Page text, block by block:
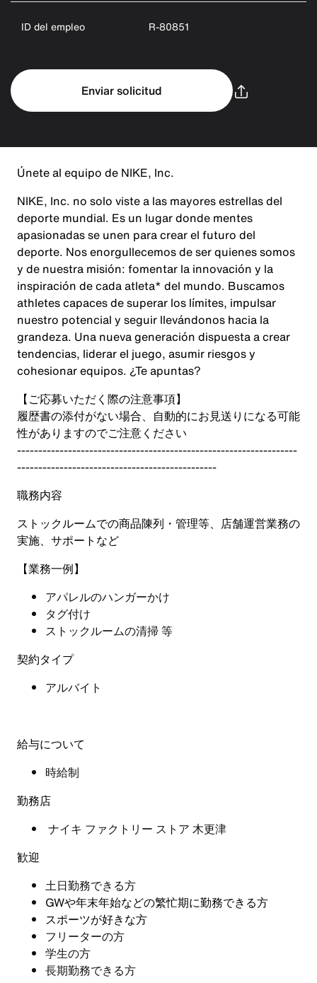
ID del empleo R-80851
Enviar solicitud
Únete al equipo de NIKE, Inc.
NIKE, Inc. no solo viste a las mayores estrellas del
deporte mundial. Es un lugar donde mentes
apasionadas se unen para crear el futuro del
deporte. Nos enorgullecemos de ser quienes somos
y de nuestra misión: fomentar la innovación y la
inspiración de cada atleta* del mundo. Buscamos
athletes capaces de superar los límites, impulsar
nuestro potencial y seguir llevándonos hacia la
grandeza. Una nueva generación dispuesta a crear
tendencias, liderar el juego, asumir riesgos y
cohesionar equipos. ¿Te apuntas?
【ご応募いただく際の注意事項】
履歴書の添付がない場合、自動的にお見送りになる可能
性がありますのでご注意ください
------------------------------------------------------------------
-----------------------------------------------
職務内容
ストックルームでの商品陳列・管理等、店舗運営業務の
実施、サポートなど
【業務一例】
アパレルのハンガーかけ
タグ付け
ストックルームの清掃 等
契約タイプ
アルバイト
給与について
時給制
勤務店
ナイキ ファクトリー ストア 木更津
歓迎
土日勤務できる方
GWや年末年始などの繁忙期に勤務できる方
スポーツが好きな方
フリーターの方
学生の方
長期勤務できる方